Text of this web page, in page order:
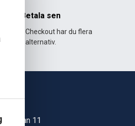
Betala sen
Klarna Checkout har du flera
alternativ.
11